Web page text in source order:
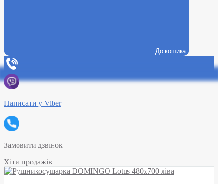
До кошика
Написати у Viber
Замовити дзвінок
Хіти продажів